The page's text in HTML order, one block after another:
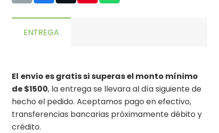
ENTREGA
El envio es gratis si superas el monto mínimo
de $1500, la entrega se llevara al día siguiente de
hecho el pedido. Aceptamos pago en efectivo,
transferencias bancarias próximamente débito y
crédito.